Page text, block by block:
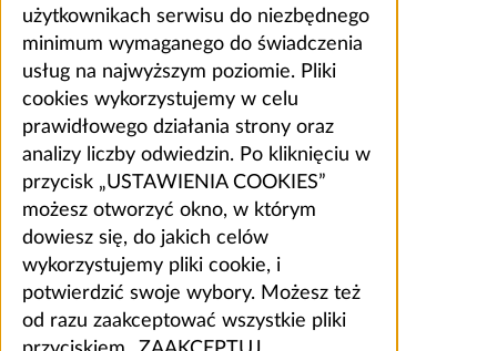
użytkownikach serwisu do niezbędnego
minimum wymaganego do świadczenia
usług na najwyższym poziomie. Pliki
cookies wykorzystujemy w celu
prawidłowego działania strony oraz
analizy liczby odwiedzin. Po kliknięciu w
przycisk „USTAWIENIA COOKIES”
możesz otworzyć okno, w którym
dowiesz się, do jakich celów
wykorzystujemy pliki cookie, i
potwierdzić swoje wybory. Możesz też
od razu zaakceptować wszystkie pliki